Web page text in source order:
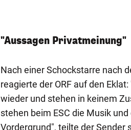
"Aussagen Privatmeinung"
Nach einer Schockstarre nach
reagierte der ORF auf den
wieder und stehen in keinem
stehen beim ESC die Musik
Vordergrund", teilte der Sender